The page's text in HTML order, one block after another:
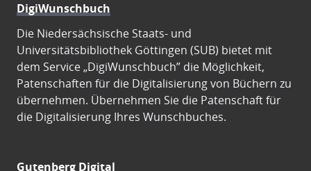
DigiWunschbuch
Die Niedersächsische Staats- und
Universitätsbibliothek Göttingen (SUB) bietet mit
dem Service „DigiWunschbuch” die Möglichkeit,
Patenschaften für die Digitalisierung von Büchern zu
übernehmen. Übernehmen Sie die Patenschaft für
die Digitalisierung Ihres Wunschbuches.
Gutenberg Digital